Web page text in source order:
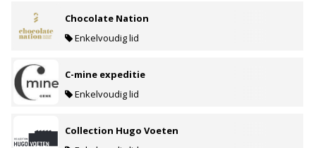
Chocolate Nation
Enkelvoudig lid
C-mine expeditie
Enkelvoudig lid
Collection Hugo Voeten